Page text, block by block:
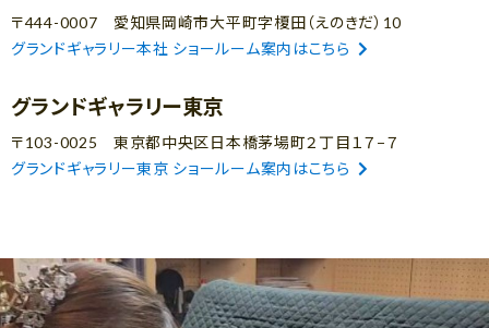
〒444-0007 愛知県岡崎市大平町字榎田（えのきだ）10
グランドギャラリー本社 ショールーム案内はこちら
グランドギャラリー東京
〒103-0025 東京都中央区日本橋茅場町２丁目１７−７
グランドギャラリー東京 ショールーム案内はこちら